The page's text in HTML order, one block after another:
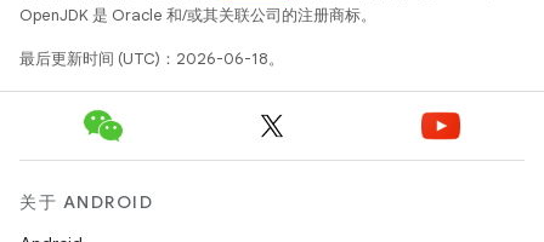
OpenJDK 是 Oracle 和/或其关联公司的注册商标。
最后更新时间 (UTC)：2026-06-18。
关于 ANDROID